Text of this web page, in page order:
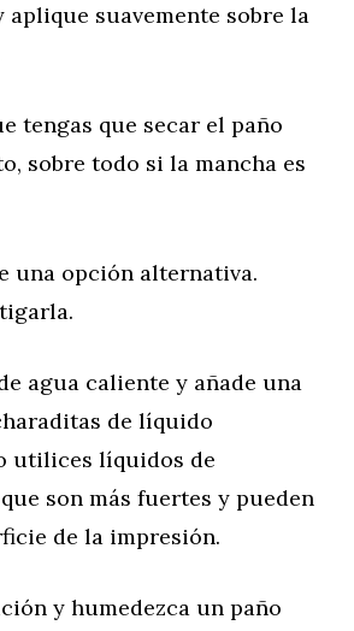
aplique suavemente sobre la
tengas que secar el paño
sobre todo si la mancha es
una opción alternativa.
agua caliente y añade una
de líquido
utilices líquidos de
son más fuertes y pueden
de la impresión.
y humedezca un paño